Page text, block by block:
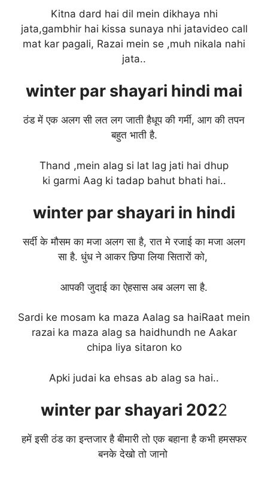
Kitna dard hai dil mein dikhaya nhi
jata,gambhir hai kissa sunaya nhi jatavideo call
mat kar pagali, Razai mein se ,muh nikala nahi
jata..
winter par shayari hindi mai
ठंड में एक अलग सी लत लग जाती हैधूप की गर्मी, आग की तपन
बहुत भाती है.
Thand ,mein alag si lat lag jati hai dhup
ki garmi Aag ki tadap bahut bhati hai..
winter par shayari in hindi
सर्दी के मौसम का मजा अलग सा है, रात मे रजाई का मजा अलग
सा है. धुंध ने आकर छिपा लिया सितारों को,
आपकी जुदाई का ऐहसास अब अलग सा है.
Sardi ke mosam ka maza Aalag sa haiRaat mein
razai ka maza alag sa haidhundh ne Aakar
chipa liya sitaron ko
Apki judai ka ehsas ab alag sa hai..
winter par shayari 2022
हमें इसी ठंड का इन्तजार है बीमारी तो एक बहाना है कभी हमसफर
बनके देखो तो जानो